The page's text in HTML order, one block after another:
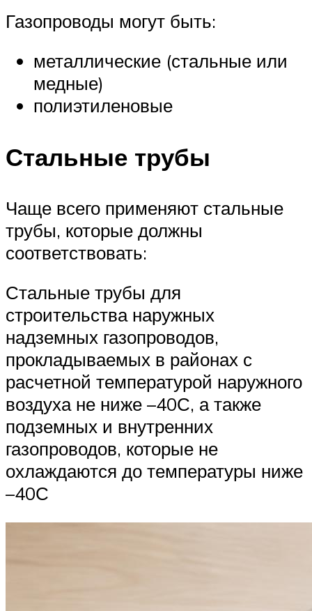
Газопроводы могут быть:
металлические (стальные или
медные)
полиэтиленовые
Стальные трубы
Чаще всего применяют стальные
трубы, которые должны
соответствовать:
Стальные трубы для
строительства наружных
надземных газопроводов,
прокладываемых в районах с
расчетной температурой наружного
воздуха не ниже –40С, а также
подземных и внутренних
газопроводов, которые не
охлаждаются до температуры ниже
–40С